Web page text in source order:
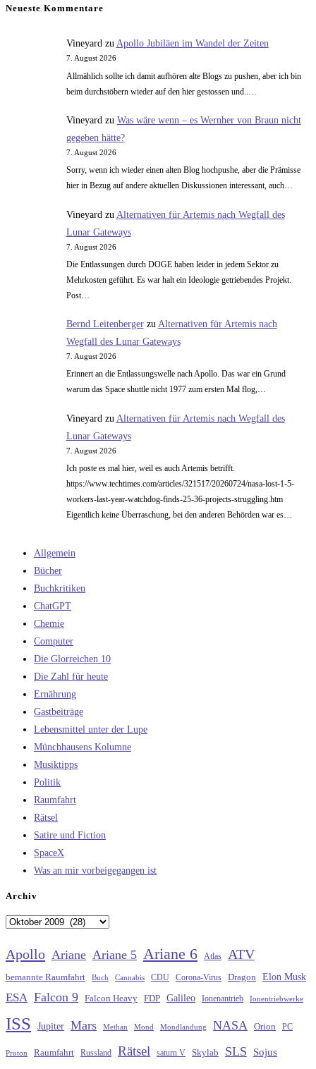
kaputtmacht
Neueste Kommentare
Vineyardzu Apollo Jubiläen im Wandel der Zeiten
7. August 2026
Allmählich sollte ich damit aufhören alte Blogs zu pushen, aber ich bin
beim durchstöbern wieder auf den hier gestossen und..…
Vineyard zu Was wäre wenn – es Wernher von Braun nicht
gegeben hätte?
7. August 2026
Sorry, wenn ich wieder einen alten Blog hochpushe, aber die Prämisse
hier in Bezug auf andere aktuellen Diskussionen interessant, auch…
Vineyard zu Alternativen für Artemis nach Wegfall des
Lunar Gateways
7. August 2026
Die Entlassungen durch DOGE haben leider in jedem Sektor zu
Mehrkosten geführt. Es war halt ein Ideologie getriebendes Projekt.
Post…
Bernd Leitenbergerzu Alternativen für Artemis nach
Wegfall des Lunar Gateways
7. August 2026
Erinnert an die Entlassungswelle nach Apollo. Das war ein Grund
warum das Space shuttle nicht 1977 zum ersten Mal flog,…
Vineyard zu Alternativen für Artemis nach Wegfall des
Lunar Gateways
7. August 2026
Ich poste es mal hier, weil es auch Artemis betrifft.
https://www.techtimes.com/articles/321517/20260724/nasa-lost-1-5-
workers-last-year-watchdog-finds-25-36-projects-struggling.htm
Eigentlich keine Überraschung, bei den anderen Behörden war es…
Allgemein
Bücher
Buchkritiken
ChatGPT
Chemie
Computer
Die Glorreichen 10
Die Zahl für heute
Ernährung
Gastbeiträge
Lebensmittel unter der Lupe
Münchhausens Kolumne
Musiktipps
Politik
Raumfahrt
Rätsel
Satire und Fiction
SpaceX
Was an mir vorbeigegangen ist
Archiv
Archiv
Apollo Ariane Ariane 5 Ariane 6 Atlas ATV
bemannte Raumfahrt Buch Cannabis CDU Corona-Virus Dragon Elon Musk
ESA Falcon 9 Falcon Heavy FDP Galileo Ionenantrieb Ionentriebwerke
ISS Jupiter Mars Methan Mond Mondlandung NASA Orion PC
Proton Raumfahrt Russland Rätsel saturn V Skylab SLS Sojus